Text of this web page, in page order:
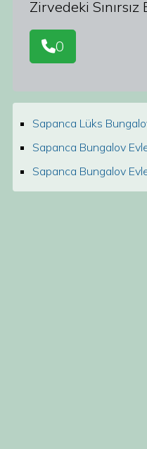
Zirvedeki
0
Sapanca Lüks
Sapanca Bungalov
Sapanca Bungalov